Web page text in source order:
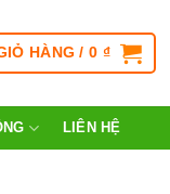
HÀNG /0 ₫
LIÊN HỆ